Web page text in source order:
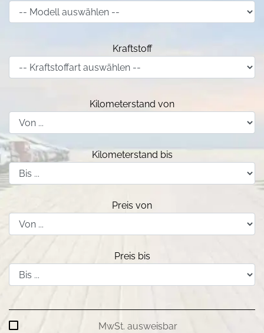
Kraftstoff
Kilometerstand von
Kilometerstand bis
Preis von
Preis bis
MwSt. ausweisbar